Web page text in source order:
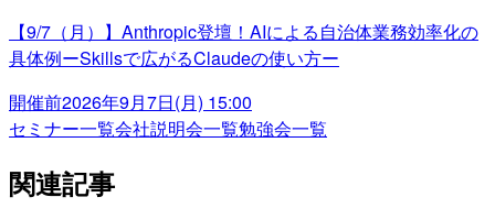
【9/7（月）】Anthropic登壇！AIによる自治体業務効率化の
具体例ーSkillsで広がるClaudeの使い方ー
開催前2026年9月7日(月) 15:00
セミナー一覧会社説明会一覧勉強会一覧
関連記事